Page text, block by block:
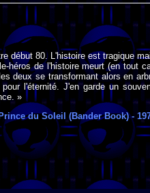
début 80. L'histoire est tragique
héros de l'histoire meurt (en tout
deux se transformant alors en
l'éternité. J'en garde un
»
du Soleil (Bander Book)-